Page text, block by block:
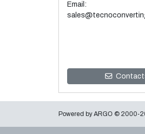
Email:
Powered by ARGO © 2000-